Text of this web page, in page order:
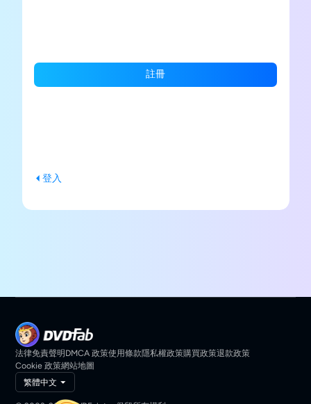
註冊
登入
法律免責聲明DMCA 政策使用條款隱私權政策購買政策退款政策
Cookie 政策網站地圖
繁體中文